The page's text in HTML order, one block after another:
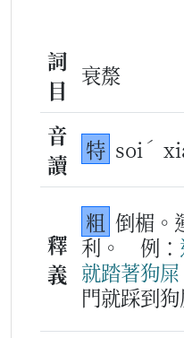
詞
目
衰漦
音
讀
特 soi ˊ
釋
義
粗 倒楣。
利。
例：
就踏著狗屎
門就踩到狗